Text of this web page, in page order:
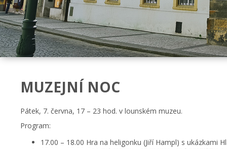
MUZEJNÍ NOC
Pátek, 7. června, 17 – 23 hod. v lounském muzeu.
Program:
17.00 – 18.00 Hra na heligonku (Jiří Hampl) s ukázkami